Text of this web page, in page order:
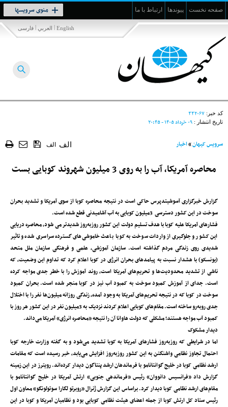
صفحه نخست پیوندها ارتباط با ما منوی سرویسها
Toggle
navigation
فارسی | العربي | English
کد خبر: ۳۳۲۰۶۷
تاریخ انتشار : ۰۹ خرداد ۱۴۰۵ - ۲۰:۴۵
سرویس کیهان»اخبار الف الف
محاصره آمریکا، آب را به روی 3 میلیون شهروند کوبایی بست
گزارش خبرگزاری آسوشیتدپرس حاکی است در نتیجه محاصره کوبا از سوی آمریکا و تشدید بحران
سوخت در این کشور دسترسی 3میلیون کوبایی به آب آشامیدنی قطع شده است.
فشارهای آمریکا علیه کوبا با هدف تسلیم دولت این کشور روزبه‌روز شدیدتر می شود، محاصره دریایی
این کشور و جلوگیری از واردات سوخت به کوبا باعث خاموشی‌های گسترده سراسری شده و تاثیر
شدیدی روی زندگی مردم گذاشته است. سازمان آموزشی، علمی و فرهنگی سازمان ملل متحد
(یونسکو) با هشدار نسبت به پیامدهای بحران انرژی در کوبا اعلام کرد که تداوم این وضعیت، که
ناشی از تشدید محدودیت‌ها و تحریم‌های آمریکا است، روند آموزش را با خطر جدی مواجه کرده
است. جدای از آموزش کمبود سوخت به کمبود آب نیز در کوبا منجر شده است. بحران کمبود
سوخت در کوبا که در نتیجه تحریم‌های آمریکا به وجود آمده، زندگی روزانه میلیون‌ها نفر را با اختلال
جدی روبه‌رو ساخته است. مقام‌های کوبایی اعلام کردند نزدیک به 3میلیون نفر در این کشور هر روز با
کمبود آب مواجه هستند؛ مشکلی که دولت هاوانا آن را نتیجه «محاصره انرژی» آمریکا می‌داند.
دیدار مشکوک
اما در شرایطی که روزبه‌روز فشارهای آمریکا به کوبا تشدید می‌شود و به گفته وزارت خارجه کوبا
احتمال تجاوز نظامی واشنگتن به این کشور روزبه‌روز افزایش می‌یابد، خبر رسیده است که مقامات
ارشد نظامی کوبا در خلیج گوانتانامو با فرماندهان ارشد پنتاگون دیدار کرده‌اند. رویترز در این زمینه
گزارش داد «فرانسیس دانووان» رئیس «فرماندهی جنوبی» ارتش آمریکا در خلیج گوانتانامو با
مقام‌های ارشد نظامی کوبا دیدار کرد. براساس این گزارش ژنرال «روبرتو لگارا سوتولونگو» معاون اول
رئیس ستاد کل ارتش کوبا از جمله اعضای هیئت نظامی کوبایی بود و نظامیان آمریکا و کوبا در این